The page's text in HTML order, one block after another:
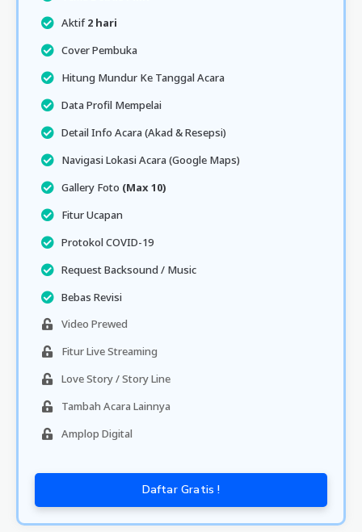
Aktif2 hari
Cover Pembuka
Hitung Mundur Ke Tanggal Acara
Data Profil Mempelai
Detail Info Acara (Akad & Resepsi)
Navigasi Lokasi Acara (Google Maps)
Gallery Foto (Max 10)
Fitur Ucapan
Protokol COVID-19
Request Backsound / Music
Bebas Revisi
Video Prewed
Fitur Live Streaming
Love Story / Story Line
Tambah Acara Lainnya
Amplop Digital
Daftar Gratis !